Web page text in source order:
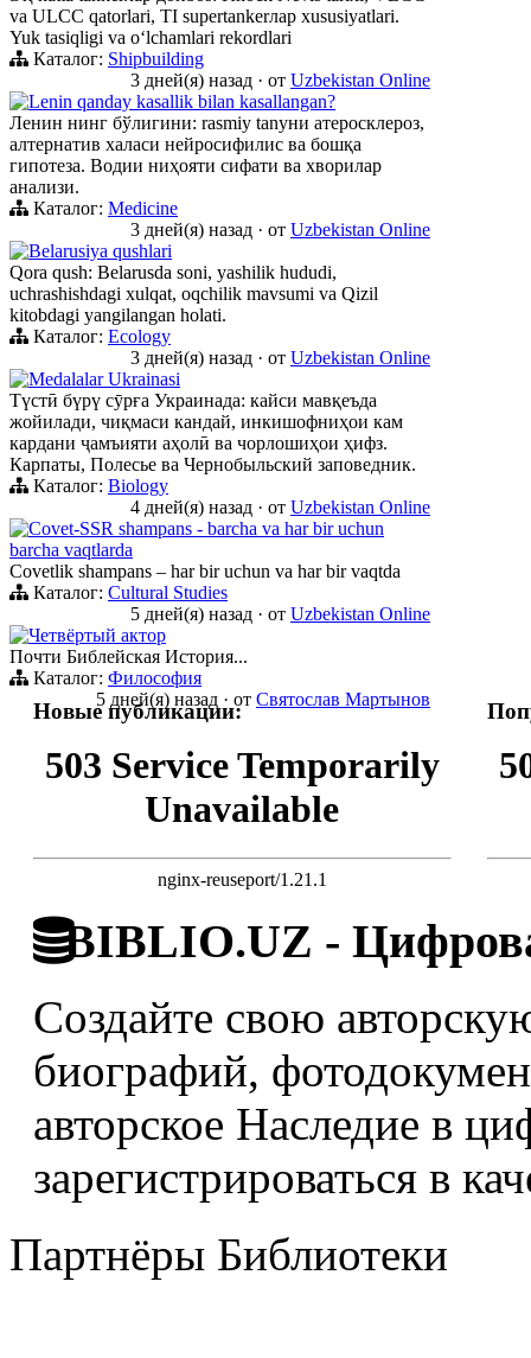
va ULCC qatorlari, TI supertankerлар xususiyatlari.
Yuk tasiqligi va oʻlchamlari rekordlari
Каталог: Shipbuilding
3 дней(я) назад · от Uzbekistan Online
Lenin qanday kasallik bilan kasallangan?
Ленин нинг бўлигини: rasmiy tanуни атеросклероз,
алтернатив халаси нейросифилис ва бошқа
гипотеза. Водии ниҳояти сифати ва хворилар
анализи.
Каталог: Medicine
3 дней(я) назад · от Uzbekistan Online
Belarusiya qushlari
Qora qush: Belarusda soni, yashilik hududi,
uchrashishdagi xulqat, oqchilik mavsumi va Qizil
kitobdagi yangilangan holati.
Каталог: Ecology
3 дней(я) назад · от Uzbekistan Online
Medalalar Ukrainasi
Түстӣ бүрү сӯрға Украинада: кайси мавқеъда
жойилади, чиқмаси кандай, инкишофниҳои кам
кардани ҷамъияти аҳолӣ ва чорлошиҳои ҳифз.
Карпаты, Полесье ва Чернобыльский заповедник.
Каталог: Biology
4 дней(я) назад · от Uzbekistan Online
Сovet-SSR shampans - barcha va har bir uchun
barcha vaqtlarda
Сovetlik shampans – har bir uchun va har bir vaqtda
Каталог: Cultural Studies
5 дней(я) назад · от Uzbekistan Online
Четвёртый актор
Почти Библейская История...
Каталог: Философия
5 дней(я) назад · от Святослав Мартынов
Новые публикации:
503 Service Temporarily
Unavailable
nginx-reuseport/1.21.1
BIBLIO.UZ -
Создайте свою
биографий,
авторское Наследие в
зарегистрироваться в
Партнёры Библиотеки